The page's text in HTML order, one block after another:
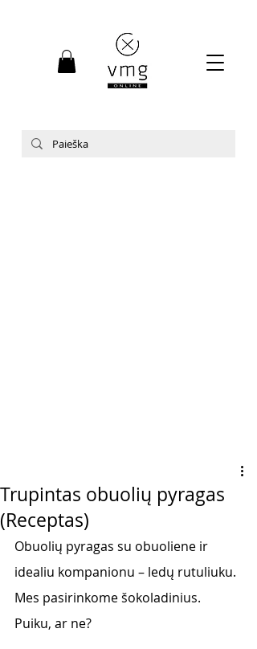
Trupintas obuolių pyragas
(Receptas)
Obuolių pyragas su obuoliene ir
idealiu kompanionu – ledų rutuliuku.
Mes pasirinkome šokoladinius.
Puiku, ar ne?